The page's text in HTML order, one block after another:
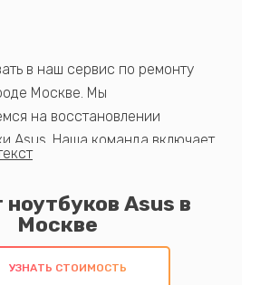
Asus в
Москве
в наш сервис по ремонту
Москве. Мы
на восстановлении
Asus. Наша команда включает
которые
Мы гарантируем быстрый и
используя только
а также
УЗНАТЬ СТОИМОСТЬ